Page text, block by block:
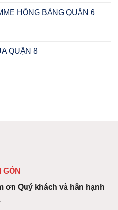
HỒNG BÀNG QUẬN 6
QUẬN 8
GÒN
ơn Quý khách và hân hạnh